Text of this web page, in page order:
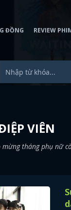
ĐỒNG REVIEW
VIÊN
mừng tháng phụ nữ